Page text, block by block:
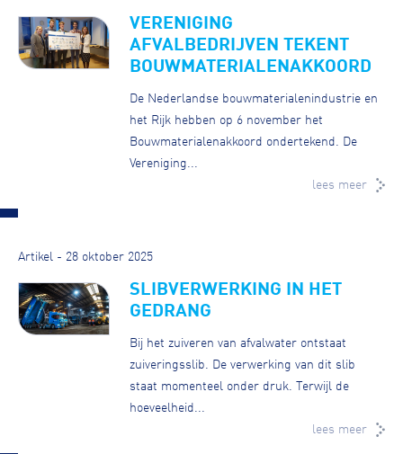
VERENIGING
AFVALBEDRIJVEN TEKENT
BOUWMATERIALENAKKOORD
De Nederlandse bouwmaterialenindustrie en
het Rijk hebben op 6 november het
Bouwmaterialenakkoord ondertekend. De
Vereniging...
lees meer
Artikel - 28 oktober 2025
SLIBVERWERKING IN HET
GEDRANG
Bij het zuiveren van afvalwater ontstaat
zuiveringsslib. De verwerking van dit slib
staat momenteel onder druk. Terwijl de
hoeveelheid...
lees meer